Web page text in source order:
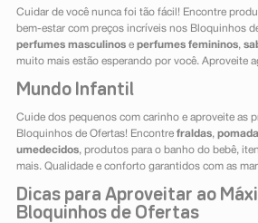
Cuidar de você nunca foi tão fácil! Encontre
bem-estar com preços incríveis nos Bloquinhos
perfumes masculinose perfumes femininos,
muito mais estão esperando por você. Aproveite
Mundo Infantil
Cuide dos pequenos com carinho e aproveite as
Bloquinhos de Ofertas! Encontre fraldas,
umedecidos, produtos para o banho do bebê,
mais. Qualidade e conforto garantidos com as
Dicas para Aproveitar ao
Bloquinhos de Ofertas